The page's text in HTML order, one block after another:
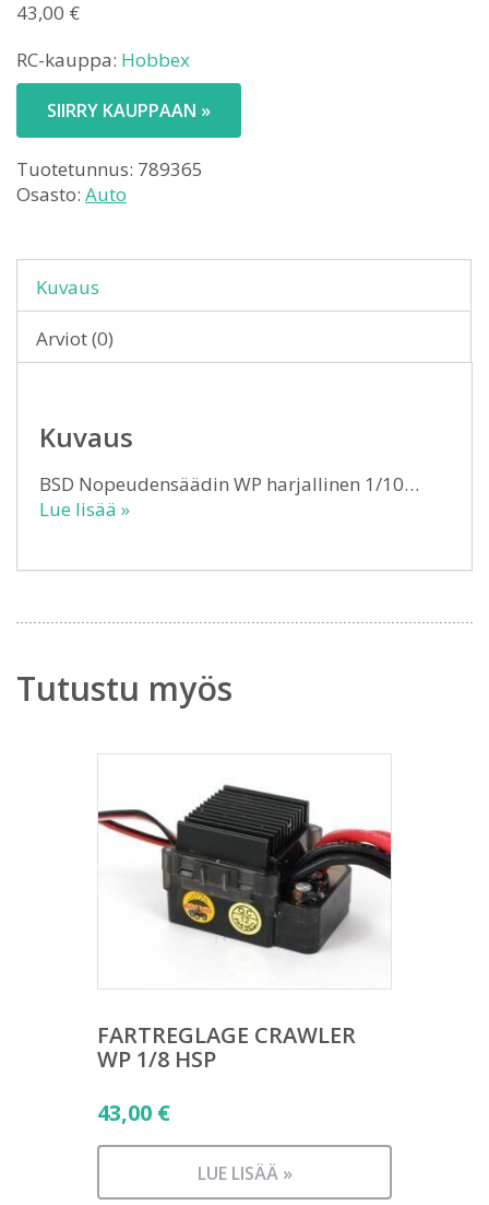
43,00 €
RC-kauppa: Hobbex
SIIRRY KAUPPAAN »
Tuotetunnus: 789365
Osasto: Auto
Kuvaus
Arviot (0)
Kuvaus
BSD Nopeudensäädin WP harjallinen 1/10…
Lue lisää »
Tutustu myös
FARTREGLAGE CRAWLER
WP 1/8 HSP
43,00 €
LUE LISÄÄ »